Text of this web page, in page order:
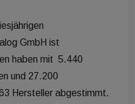
GmbH ist
haben mit 5.440
und 27.200
Hersteller abgestimmt.